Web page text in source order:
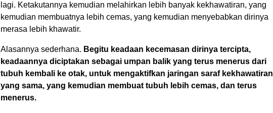
lagi. Ketakutannya kemudian melahirkan lebih banyak kekhawatiran, yang
kemudian membuatnya lebih cemas, yang kemudian menyebabkan dirinya
merasa lebih khawatir.
Alasannya sederhana. Begitu keadaan kecemasan dirinya tercipta,
keadaannya diciptakan sebagai umpan balik yang terus menerus dari
tubuh kembali ke otak, untuk mengaktifkan jaringan saraf kekhawatiran
yang sama, yang kemudian membuat tubuh lebih cemas, dan terus
menerus.